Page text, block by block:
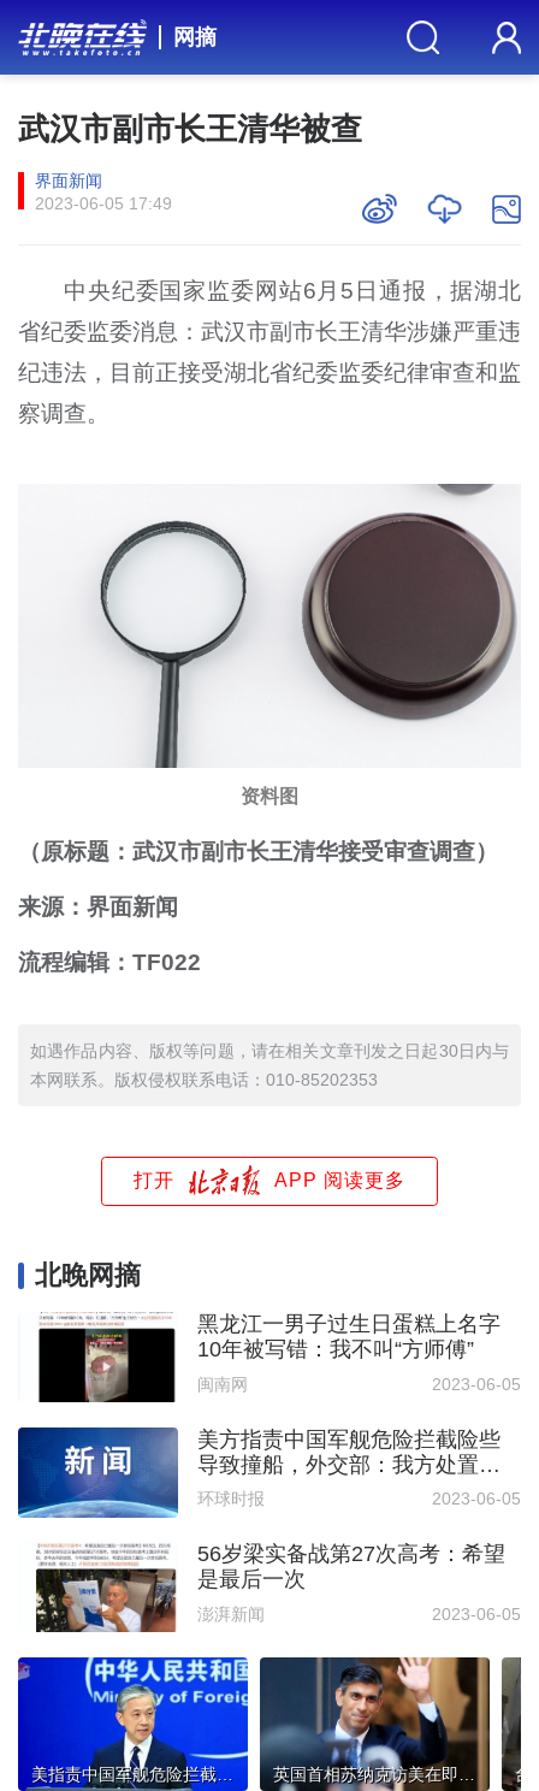
网摘
武汉市副市长王清华被查
界面新闻
2023-06-05 17:49
中央纪委国家监委网站6月5日通报，据湖北
省纪委监委消息：武汉市副市长王清华涉嫌严重违
纪违法，目前正接受湖北省纪委监委纪律审查和监
察调查。
资料图
（原标题：武汉市副市长王清华接受审查调查）
来源：界面新闻
流程编辑：TF022
如遇作品内容、版权等问题，请在相关文章刊发之日起30日内与
本网联系。版权侵权联系电话：010-85202353
打开 APP 阅读更多
北晚网摘
黑龙江一男子过生日蛋糕上名字
10年被写错：我不叫“方师傅”
闽南网 2023-06-05
美方指责中国军舰危险拦截险些
导致撞船，外交部：我方处置安
全专业
环球时报 2023-06-05
56岁梁实备战第27次高考：希望
是最后一次
澎湃新闻 2023-06-05
美指责中国军舰危险拦截险些导致撞船，外交部回应！